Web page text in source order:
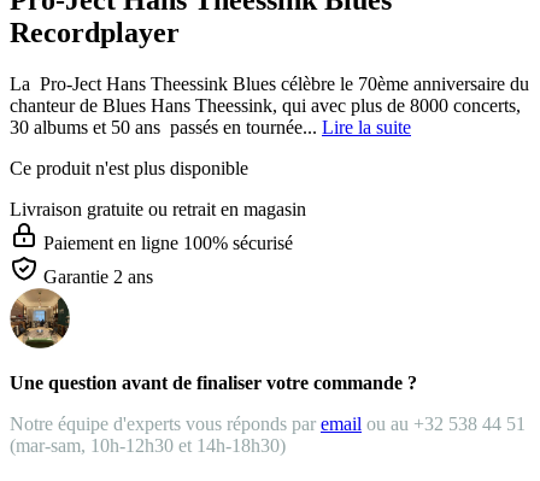
Recordplayer
La Pro-Ject Hans Theessink Blues célèbre le 70ème anniversaire du
chanteur de Blues Hans Theessink, qui avec plus de 8000 concerts,
30 albums et 50 ans passés en tournée... Lire la suite
Ce produit n'est plus disponible
Livraison gratuite ou retrait en magasin
Paiement en ligne 100% sécurisé
Garantie 2 ans
Une question avant de finaliser votre commande ?
Notre équipe d'experts vous réponds par email ou au +32 538 44 51
(mar-sam, 10h-12h30 et 14h-18h30)